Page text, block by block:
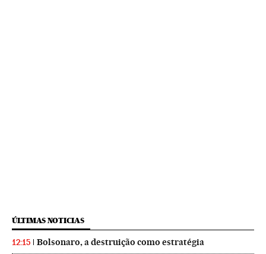
ÚLTIMAS NOTICIAS
12:15 Bolsonaro, a destruição como estratégia